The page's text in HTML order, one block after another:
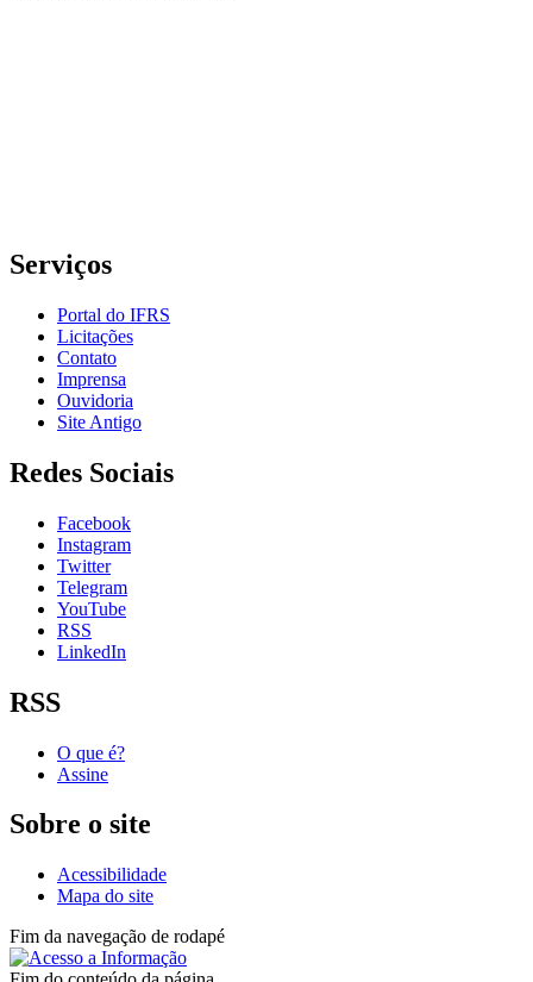
Serviços
Portal do IFRS
Licitações
Contato
Imprensa
Ouvidoria
Site Antigo
Redes Sociais
Facebook
Instagram
Twitter
Telegram
YouTube
RSS
LinkedIn
RSS
O que é?
Assine
Sobre o site
Acessibilidade
Mapa do site
Fim da navegação de rodapé